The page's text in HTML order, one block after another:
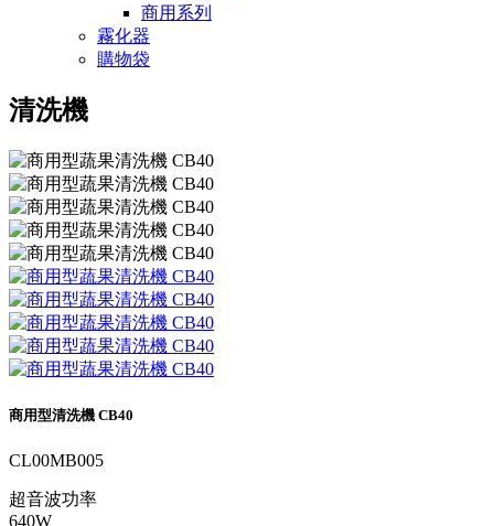
商用系列
霧化器
購物袋
清洗機
商用型清洗機 CB40
CL00MB005
超音波功率
640W